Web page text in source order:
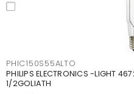
PHIC150S55ALTO
PHILIPS ELECTRONICS -LIGHT
1/2GOLIATH